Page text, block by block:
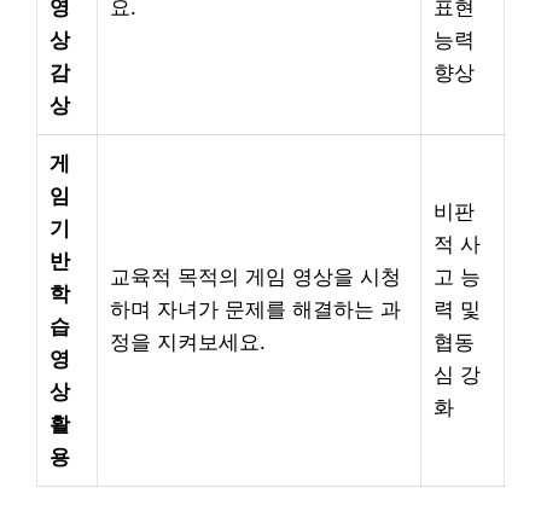
영
상
감
상
요.
표현
능력
향상
게
임
기
반
학
습
영
상
활
용
교육적 목적의 게임 영상을 시청
하며 자녀가 문제를 해결하는 과
정을 지켜보세요.
비판
적 사
고 능
력 및
협동
심 강
화